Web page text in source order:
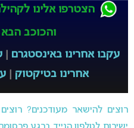
הצטרפו אלינו
והכוכב
עקבו אחרינו באינסטגרם
אחרינו בטיקטוק
רוצים להישאר מעודכנים?